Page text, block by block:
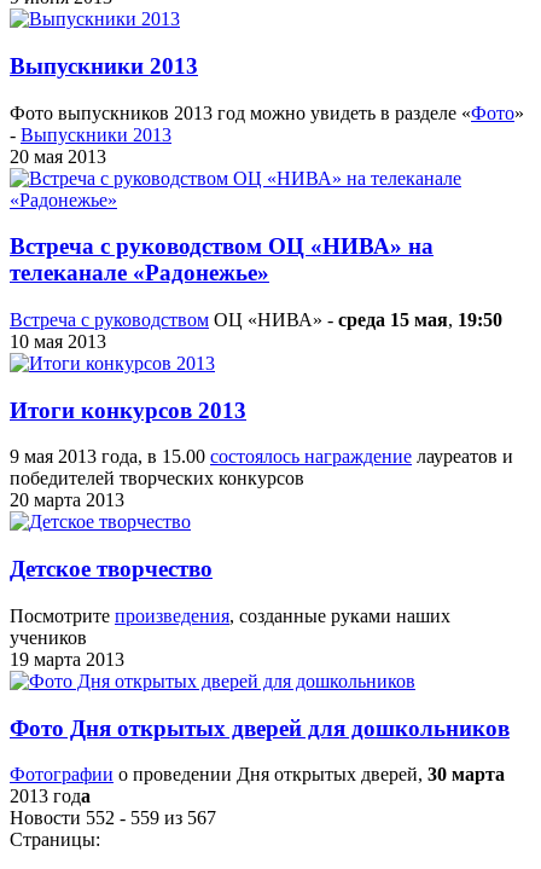
Выпускники 2013
Фото выпускников 2013 год можно увидеть в разделе «Фото»
- Выпускники 2013
20 мая 2013
Встреча с руководством ОЦ «НИВА» на
телеканале «Радонежье»
Встреча с руководством ОЦ «НИВА» - среда 15 мая, 19:50
10 мая 2013
Итоги конкурсов 2013
9 мая 2013 года, в 15.00 состоялось награждение лауреатов и
победителей творческих конкурсов
20 марта 2013
Детское творчество
Посмотрите произведения, созданные руками наших
учеников
19 марта 2013
Фото Дня открытых дверей для дошкольников
Фотографии о проведении Дня открытых дверей, 30 марта
2013 года
Новости 552 - 559 из 567
Страницы: